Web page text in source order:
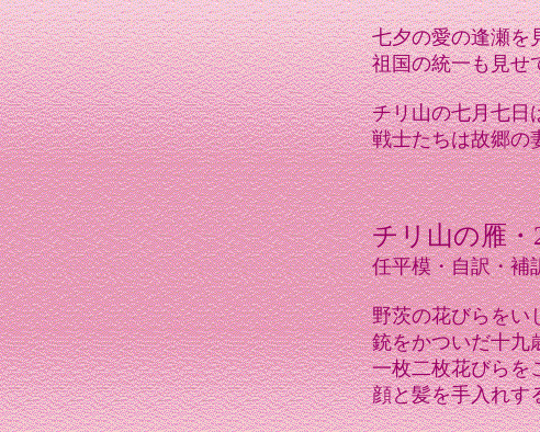
七夕の愛の逢瀬を
祖国の統一も見せ
チリ山の七月七日
戦士たちは故郷の
チリ山の雁
任平模・自訳・補
野茨の花びらをい
銃をかついだ十九
一枚二枚花びらを
顔と髪を手入れす